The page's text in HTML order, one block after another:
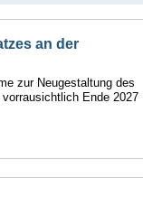
an der
zur Neugestaltung des
Ende 2027